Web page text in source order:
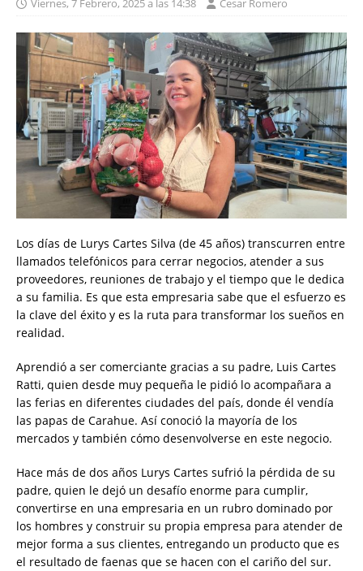
Viernes, 7 Febrero, 2025 a las 14:38 Cesar Romero
Los días de Lurys Cartes Silva (de 45 años) transcurren entre
llamados telefónicos para cerrar negocios, atender a sus
proveedores, reuniones de trabajo y el tiempo que le dedica
a su familia. Es que esta empresaria sabe que el esfuerzo es
la clave del éxito y es la ruta para transformar los sueños en
realidad.
Aprendió a ser comerciante gracias a su padre, Luis Cartes
Ratti, quien desde muy pequeña le pidió lo acompañara a
las ferias en diferentes ciudades del país, donde él vendía
las papas de Carahue. Así conoció la mayoría de los
mercados y también cómo desenvolverse en este negocio.
Hace más de dos años Lurys Cartes sufrió la pérdida de su
padre, quien le dejó un desafío enorme para cumplir,
convertirse en una empresaria en un rubro dominado por
los hombres y construir su propia empresa para atender de
mejor forma a sus clientes, entregando un producto que es
el resultado de faenas que se hacen con el cariño del sur.